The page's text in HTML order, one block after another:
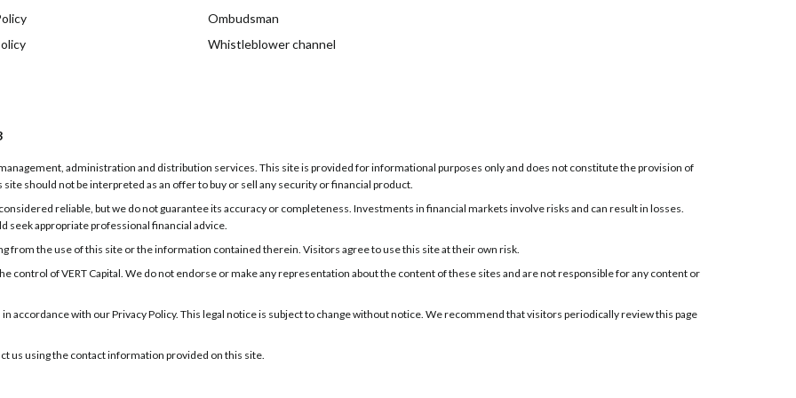
Ombudsman
Whistleblower channel
administration and distribution services. This site is provided for informational purposes only and does not constitute the provision of
should not be interpreted as an offer to buy or sell any security or financial product.
reliable, but we do not guarantee its accuracy or completeness. Investments in financial markets involve risks and can result in losses.
seek appropriate professional financial advice.
from the use of this site or the information contained therein. Visitors agree to use this site at their own risk.
control of VERT Capital. We do not endorse or make any representation about the content of these sites and are not responsible for any content or
accordance with our Privacy Policy. This legal notice is subject to change without notice. We recommend that visitors periodically review this page
us using the contact information provided on this site.